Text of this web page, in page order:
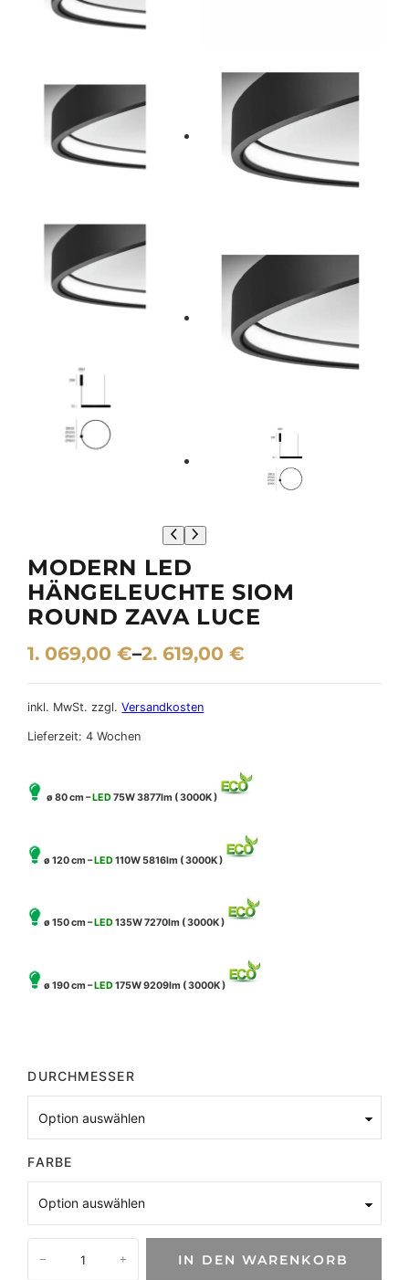
MODERN LED
HÄNGELEUCHTE SIOM
ROUND ZAVA LUCE
1. 069,00€–2. 619,00€
inkl. MwSt. zzgl.Versandkosten
Lieferzeit:4 Wochen
ø 80 cm –LED75W 3877lm ( 3000K )
ø 120 cm –LED110W 5816lm ( 3000K )
ø 150 cm –LED135W 7270lm ( 3000K )
ø 190 cm –LED175W 9209lm ( 3000K )
DURCHMESSER
FARBE
− + IN DEN WARENKORB